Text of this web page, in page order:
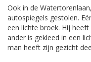
Ook in de
autospiegels gestolen.
een lichte broek. Hij
ander is gekleed in een
man heeft zijn gezicht